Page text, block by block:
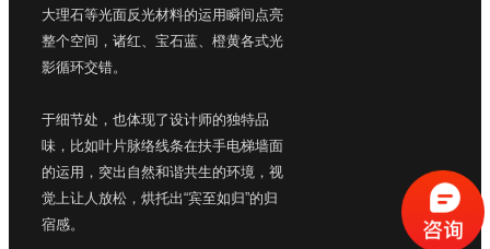
大理石等光面反光材料的运用瞬间点亮
整个空间，诸红、宝石蓝、橙黄各式光
影循环交错。
于细节处，也体现了设计师的独特品
味，比如叶片脉络线条在扶手电梯墙面
的运用，突出自然和谐共生的环境，视
觉上让人放松，烘托出“宾至如归”的归
宿感。